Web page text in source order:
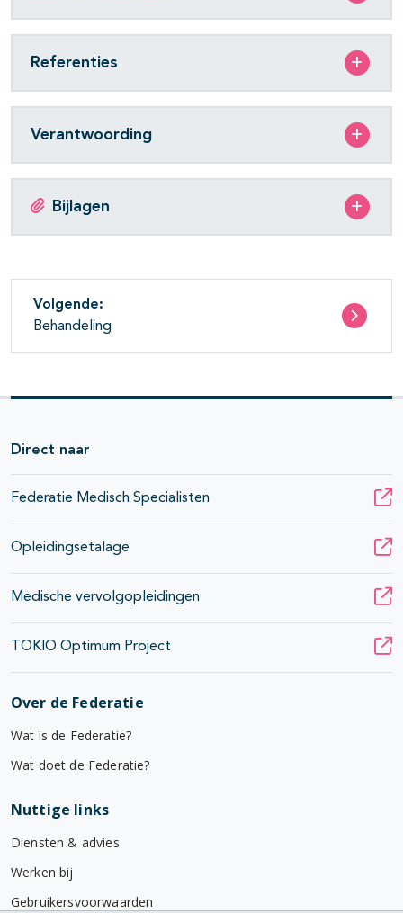
Referenties
Verantwoording
Bijlagen
Volgende:
Behandeling
Direct naar
Federatie Medisch Specialisten
Opleidingsetalage
Medische vervolgopleidingen
TOKIO Optimum Project
Over de Federatie
Wat is de Federatie?
Wat doet de Federatie?
Nuttige links
Diensten & advies
Werken bij
Gebruikersvoorwaarden